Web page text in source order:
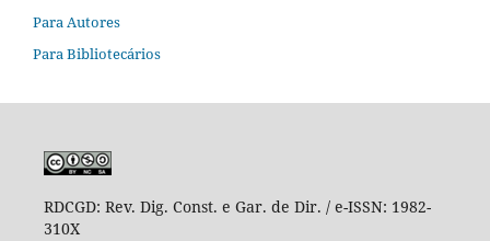
Para Autores
Para Bibliotecários
RDCGD: Rev. Dig. Const. e Gar. de Dir. / e-ISSN: 1982-
310X